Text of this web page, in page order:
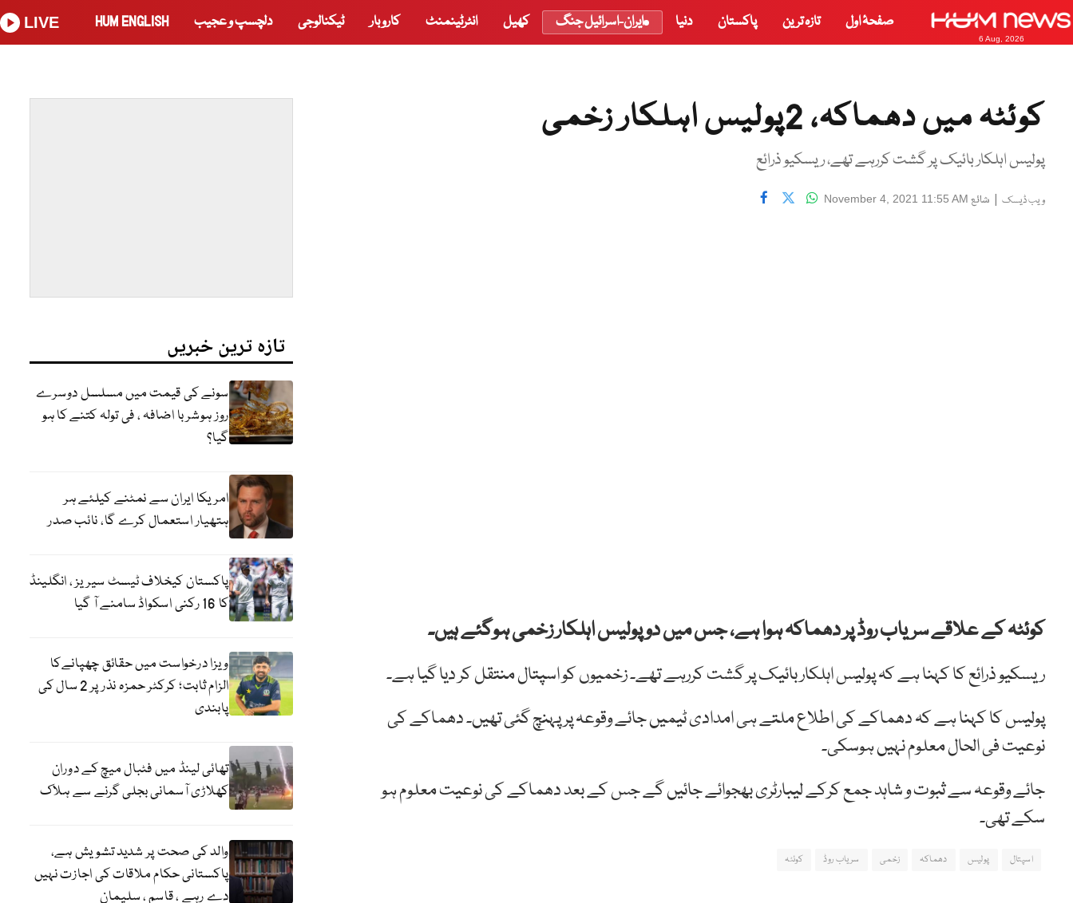
6 Aug, 2026
صفحۂ اول تازہ ترین پاکستان دنیا ایران-اسرائیل جنگ کھیل انٹرٹینمنٹ کاروبار ٹیکنالوجی دلچسپ و عجیب HUM ENGLISH
LIVE
کوئٹہ میں دھماکہ، 2پولیس اہلکار زخمی
پولیس اہلکار بائیک پر گشت کررہے تھے، ریسکیو ذرائع
ویب ڈیسک | شائع November 4, 2021 11:55 AM
کوئٹہ کے علاقے سریاب روڈ پر دھماکہ ہوا ہے، جس میں دو پولیس اہلکار زخمی ہوگئے ہیں۔
ریسکیو ذرائع کا کہنا ہے کہ پولیس اہلکار بائیک پر گشت کررہے تھے۔ زخمیوں کو اسپتال منتقل کر دیا گیا ہے۔
پولیس کا کہنا ہے کہ دھماکے کی اطلاع ملتے ہی امدادی ٹیمیں جائے وقوعہ پر پہنچ گئی تھیں۔ دھماکے کی
نوعیت فی الحال معلوم نہیں ہوسکی۔
جائے وقوعہ سے ثبوت و شاہد جمع کرکے لیبارٹری بھجوائے جائیں گے جس کے بعد دھماکے کی نوعیت معلوم ہو
سکے تھی۔
اسپتال پولیس دھماکہ زخمی سریاب روڈ کوئٹہ
تازہ ترین خبریں
سونے کی قیمت میں مسلسل دوسرے
روز ہوشربا اضافہ ، فی تولہ کتنے کا ہو
گیا؟
امریکا ایران سے نمٹنے کیلئے ہر
ہتھیار استعمال کرے گا، نائب صدر
پاکستان کیخلاف ٹیسٹ سیریز ، انگلینڈ
کا 16 رکنی اسکواڈ سامنے آ گیا
ویزا درخواست میں حقائق چھپانےکا
الزام ثابت؛ کرکٹر حمزہ نذر پر 2 سال کی
پابندی
تھائی لینڈ میں فٹبال میچ کے دوران
کھلاڑی آسمانی بجلی گرنے سے ہلاک
والد کی صحت پر شدید تشویش ہے،
پاکستانی حکام ملاقات کی اجازت نہیں
دے رہے ، قاسم ، سلیمان